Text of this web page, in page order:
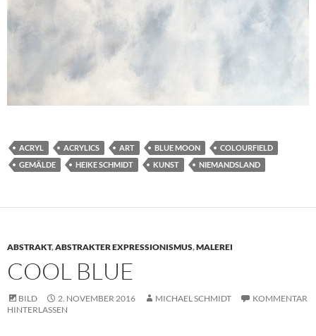
ACRYL ACRYLICS ART BLUE MOON
COLOURFIELD
GEMÄLDE
HEIKE SCHMIDT KUNST NIEMANDSLAND
ABSTRAKT,ABSTRAKTER EXPRESSIONISMUS,MALEREI
COOL BLUE
BILD 2. NOVEMBER 2016 MICHAEL SCHMIDT
KOMMENTAR
HINTERLASSEN